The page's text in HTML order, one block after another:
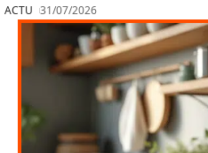
ACTU 31/07/2026